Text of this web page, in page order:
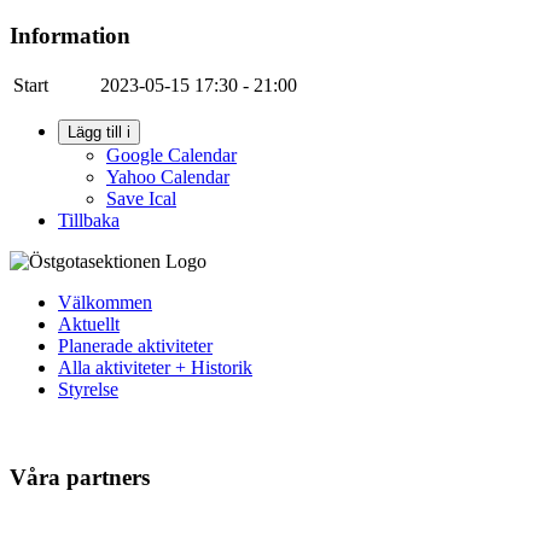
Information
Start 2023-05-15 17:30 - 21:00
Lägg till i
Google Calendar
Yahoo Calendar
Save Ical
Tillbaka
Välkommen
Aktuellt
Planerade aktiviteter
Alla aktiviteter + Historik
Styrelse
Våra partners